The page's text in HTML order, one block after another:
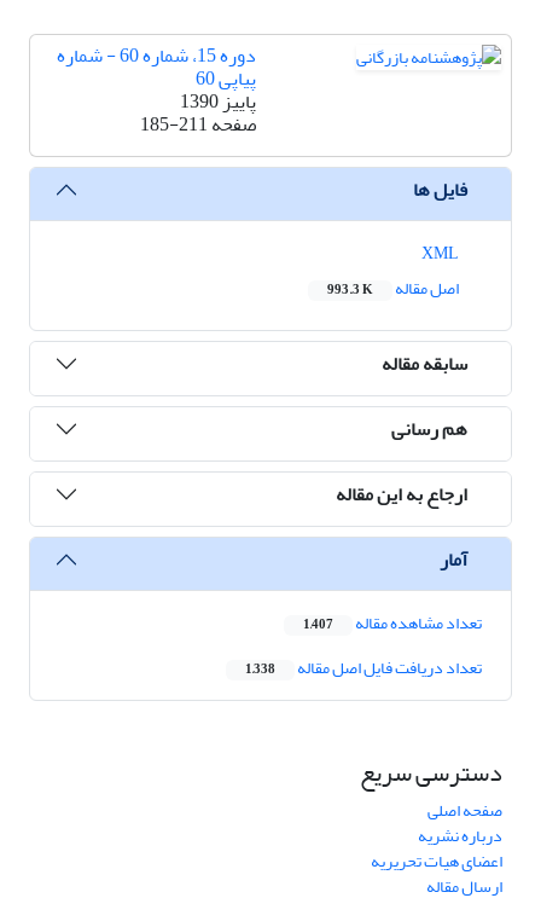
دوره 15، شماره 60 - شماره
پیاپی 60
پاییز 1390
صفحه185-211
فایل ها
اصل مقاله
993.3 K
سابقه مقاله
هم رسانی
ارجاع به این مقاله
آمار
تعداد مشاهده مقاله 1,407
تعداد دریافت فایل اصل مقاله 1,338
دسترسی سریع
صفحه اصلی
درباره نشریه
اعضای هیات تحریریه
ارسال مقاله